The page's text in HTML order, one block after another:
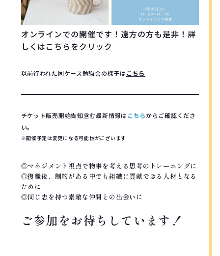
オンラインでの開催です！遠方の方も是非！詳
しくはこちらをクリック
以前行われた同ケース勉強会の様子はこちら
チケット販売開始告知含む最新情報はこちらからご確認くださ
い。
※開催予定は変更になる可能性がございます
◎マネジメント視点で物事を考える思考のトレーニングに
◎復職後、制約がある中でも組織に貢献できる人材となる
ために
◎同じ志を持つ素敵な仲間との出会いに
ご参加をお待ちしています！